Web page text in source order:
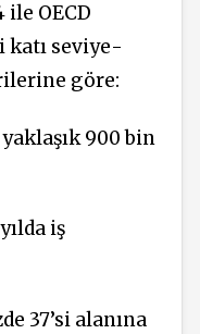
ile OECD
katı seviye­
göre:
900 bin
iş
37’si alanına